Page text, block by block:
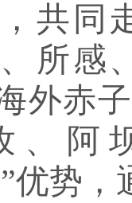
共同
所感
外赤
、阿
优势